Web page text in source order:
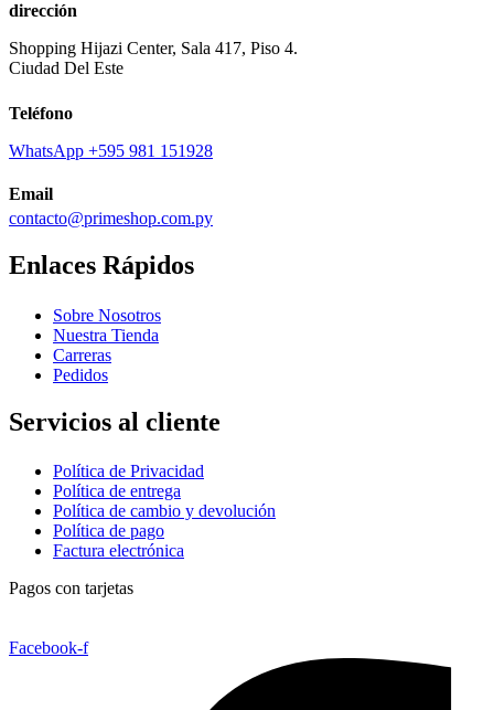
dirección
Shopping Hijazi Center, Sala 417, Piso 4.
Ciudad Del Este
Teléfono
WhatsApp +595 981 151928
Email
contacto@primeshop.com.py
Enlaces Rápidos
Sobre Nosotros
Nuestra Tienda
Carreras
Pedidos
Servicios al cliente
Política de Privacidad
Política de entrega
Política de cambio y devolución
Política de pago
Factura electrónica
Pagos con tarjetas
Facebook-f